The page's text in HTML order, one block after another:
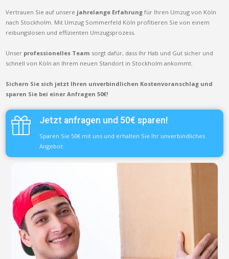
Vertrauen Sie auf unsere jahrelange Erfahrung für Ihren Umzug von Köln
nach Stockholm. Mit Umzug Sommerfeld Köln profitieren Sie von einem
reibungslosen und effizienten Umzugsprozess.
Unser professionelles Team sorgt dafür, dass Ihr Hab und Gut sicher und
schnell von Köln an Ihrem neuen Standort in Stockholm ankommt.
Sichern Sie sich jetzt Ihren unverbindlichen Kostenvoranschlag und
sparen Sie bei einer Anfragen 50€!
Jetzt anfragen und 50€ sparen!
Sparen Sie 50€ mit uns und erhalten Sie Ihr unverbindliches
Angebot.